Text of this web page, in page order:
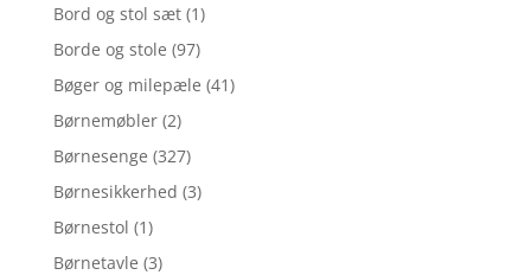
Bord og stol sæt (1)
Borde og stole (97)
Bøger og milepæle (41)
Børnemøbler (2)
Børnesenge (327)
Børnesikkerhed (3)
Børnestol (1)
Børnetavle (3)